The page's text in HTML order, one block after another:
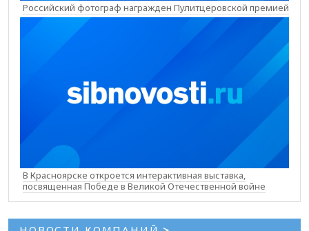
Российский фотограф награжден Пулитцеровской премией
В Красноярске откроется интерактивная выставка,
посвященная Победе в Великой Отечественной войне